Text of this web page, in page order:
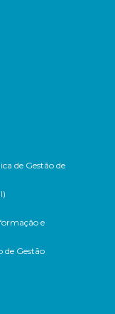
de Gestão de
e
Gestão